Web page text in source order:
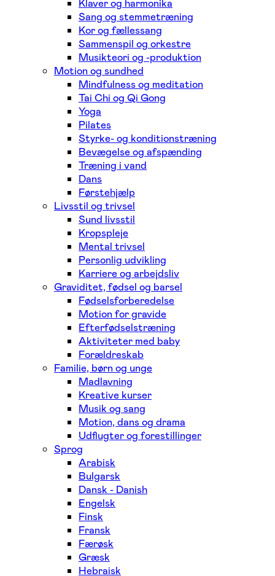
Klaver og harmonika
Sang og stemmetræning
Kor og fællessang
Sammenspil og orkestre
Musikteori og -produktion
Motion og sundhed
Mindfulness og meditation
Tai Chi og Qi Gong
Yoga
Pilates
Styrke- og konditionstræning
Bevægelse og afspænding
Træning i vand
Dans
Førstehjælp
Livsstil og trivsel
Sund livsstil
Kropspleje
Mental trivsel
Personlig udvikling
Karriere og arbejdsliv
Graviditet, fødsel og barsel
Fødselsforberedelse
Motion for gravide
Efterfødselstræning
Aktiviteter med baby
Forældreskab
Familie, børn og unge
Madlavning
Kreative kurser
Musik og sang
Motion, dans og drama
Udflugter og forestillinger
Sprog
Arabisk
Bulgarsk
Dansk - Danish
Engelsk
Finsk
Fransk
Færøsk
Græsk
Hebraisk